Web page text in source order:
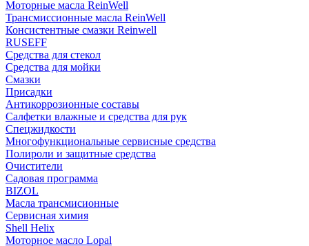
Моторные масла ReinWell
Трансмиссионные масла ReinWell
Консистентные смазки Reinwell
RUSEFF
Средства для стекол
Средства для мойки
Смазки
Присадки
Антикоррозионные составы
Салфетки влажные и средства для рук
Спецжидкости
Многофункциональные сервисные средства
Полироли и защитные средства
Очистители
Садовая программа
BIZOL
Масла трансмисионные
Сервисная химия
Shell Helix
Моторное масло Lopal